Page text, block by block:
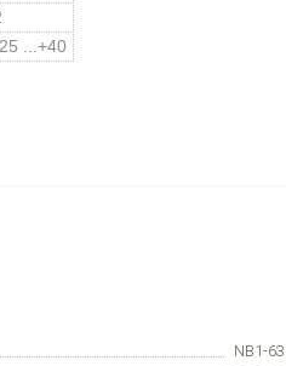
...+40
NB1-63